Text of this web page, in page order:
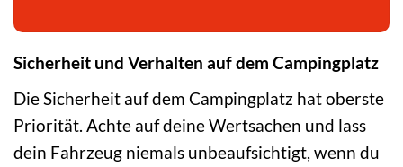
Sicherheit und Verhalten auf dem Campingplatz
Die Sicherheit auf dem Campingplatz hat oberste
Priorität. Achte auf deine Wertsachen und lass
dein Fahrzeug niemals unbeaufsichtigt, wenn du